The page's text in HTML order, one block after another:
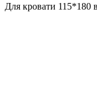
Для кровати 115*180